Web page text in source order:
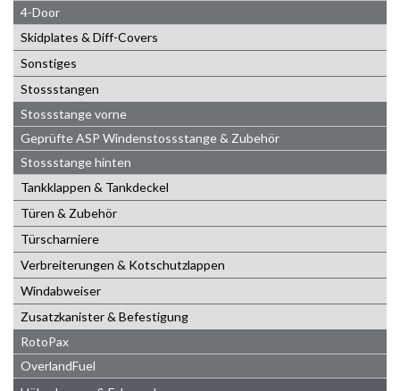
4-Door
Skidplates & Diff-Covers
Sonstiges
Stossstangen
Stossstange vorne
Geprüfte ASP Windenstossstange & Zubehör
Stossstange hinten
Tankklappen & Tankdeckel
Türen & Zubehör
Türscharniere
Verbreiterungen & Kotschutzlappen
Windabweiser
Zusatzkanister & Befestigung
RotoPax
OverlandFuel